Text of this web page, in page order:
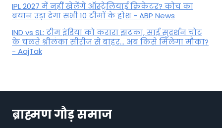
IPL 2027 में नहीं खेलेंगे ऑस्ट्रेलियाई क्रिकेटर? कोच का
बयान उड़ा देगा सभी 10 टीमों के होश - ABP News
IND vs SL: टीम इंड‍िया को करारा झटका, साई सुदर्शन चोट
के चलते श्रीलंका सीरीज से बाहर... अब किसे म‍िलेगा मौका?
- AajTak
ब्राह्मण गौड़ समाज